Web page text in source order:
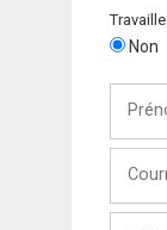
Non
Nom